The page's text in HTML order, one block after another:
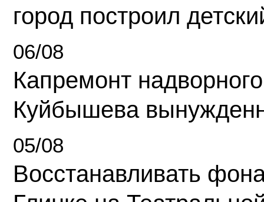
город построил
06/08
Капремонт
Куйбышева
05/08
Восстанавливать